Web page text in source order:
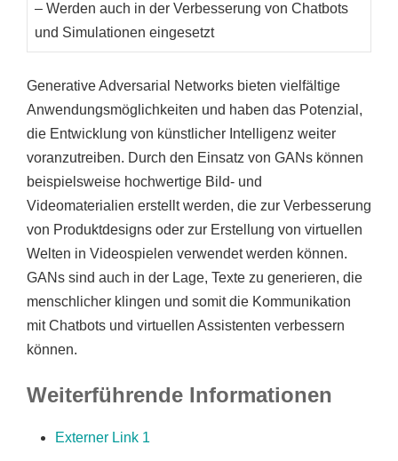
– Werden auch in der Verbesserung von Chatbots
und Simulationen eingesetzt
Generative Adversarial Networks bieten vielfältige
Anwendungsmöglichkeiten und haben das Potenzial,
die Entwicklung von künstlicher Intelligenz weiter
voranzutreiben. Durch den Einsatz von GANs können
beispielsweise hochwertige Bild- und
Videomaterialien erstellt werden, die zur Verbesserung
von Produktdesigns oder zur Erstellung von virtuellen
Welten in Videospielen verwendet werden können.
GANs sind auch in der Lage, Texte zu generieren, die
menschlicher klingen und somit die Kommunikation
mit Chatbots und virtuellen Assistenten verbessern
können.
Weiterführende Informationen
Externer Link 1